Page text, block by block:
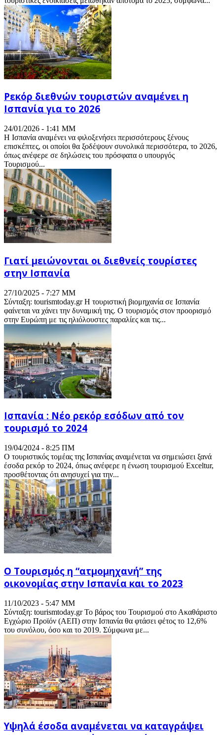
Ρεκόρ διεθνών τουριστών αναμένει η
Ισπανία για το 2026
24/01/2026 - 1:41 ΜΜ
Η Ισπανία αναμένει να φιλοξενήσει περισσότερους ξένους
επισκέπτες, οι οποίοι θα ξοδέψουν συνολικά περισσότερα, το 2026,
όπως ανέφερε σε δηλώσεις του πρόσφατα ο υπουργός
Τουρισμού...
Γιατί μειώνονται οι διεθνείς τουρίστες
στην Ισπανία
27/10/2025 - 7:27 ΜΜ
Σύνταξη: tourismtoday.gr Η τουριστική βιομηχανία σε Ισπανία
φαίνεται να χάνει την δυναμική της. Ο τουρισμός στον προορισμό
στην Ευρώπη με τις ηλιόλουστες παραλίες και τις...
Ισπανία : Νέο ρεκόρ εσόδων από τον
τουρισμό το 2024
19/04/2024 - 8:25 ΠΜ
Ο τουριστικός τομέας της Ισπανίας αναμένεται να σημειώσει ξανά
έσοδα ρεκόρ το 2024, όπως ανέφερε η ένωση τουρισμού Exceltur,
προσθέτοντας ότι ανησυχεί για την...
Ο Τουρισμός η “ατμομηχανή” της
οικονομίας στην Ισπανία και το 2023
11/10/2023 - 5:47 ΜΜ
Σύνταξη: tourismtoday.gr Το βάρος του Τουρισμού στο Ακαθάριστο
Εγχώριο Προϊόν (ΑΕΠ) στην Ισπανία θα φτάσει φέτος το 12,6%
του συνόλου, όσο και το 2019. Σύμφωνα με...
Υψηλά έσοδα αναμένεται να καταγράψει